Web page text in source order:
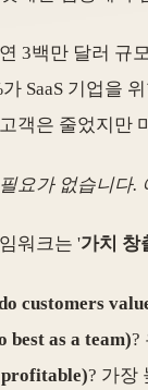
3백만 달러 규
SaaS 기업을
객은 줄었지만
요가 없습니다.
워크는 '가치 창
customers
best as a team)?
profitable)? 가장